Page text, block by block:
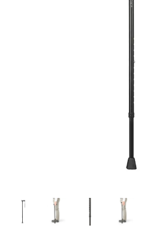
Gavetips